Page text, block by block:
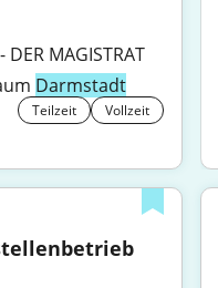
MAGISTRAT
Darmstadt
Teilzeit Vollzeit